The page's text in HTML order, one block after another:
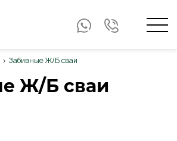
Меню
Забивные Ж/Б сваи
Ж/Б сваи